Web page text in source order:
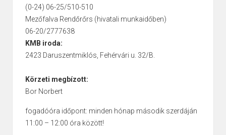
(0-24) 06-25/510-510
Mezőfalva Rendőrőrs (hivatali munkaidőben)
06-20/2777638
KMB iroda:
2423 Daruszentmiklós, Fehérvári u. 32/B.
Körzeti megbízott:
Bor Norbert
fogadóóra időpont: minden hónap második szerdáján
11:00 – 12:00 óra között!